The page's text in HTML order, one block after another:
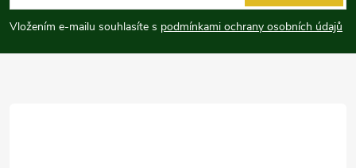
p
a
Vložením e-mailu souhlasíte s podmínkami ochrany osobních údajů